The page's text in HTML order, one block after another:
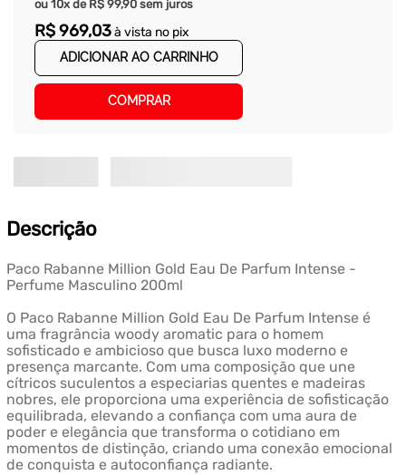
ou 10x de R$ 99,90 sem juros
R$969,03à vista no pix
ADICIONAR AO CARRINHO
COMPRAR
Descrição
Paco Rabanne Million Gold Eau De Parfum Intense -
Perfume Masculino 200ml
O Paco Rabanne Million Gold Eau De Parfum Intense é
uma fragrância woody aromatic para o homem
sofisticado e ambicioso que busca luxo moderno e
presença marcante. Com uma composição que une
cítricos suculentos a especiarias quentes e madeiras
nobres, ele proporciona uma experiência de sofisticação
equilibrada, elevando a confiança com uma aura de
poder e elegância que transforma o cotidiano em
momentos de distinção, criando uma conexão emocional
de conquista e autoconfiança radiante.